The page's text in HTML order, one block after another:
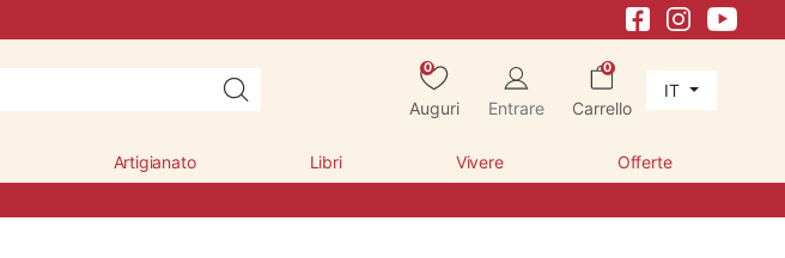
0
Auguri Entrare
0
Carrello
IT
Artigianato Libri Vivere Offerte